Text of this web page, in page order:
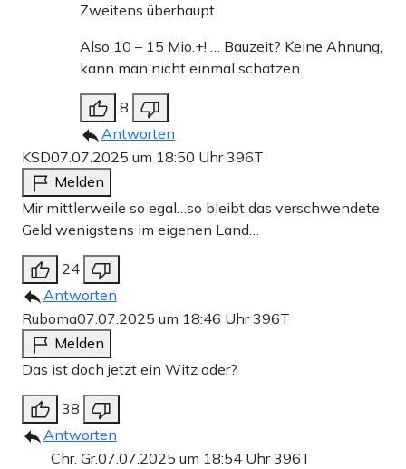
Zweitens überhaupt.
Also 10 – 15 Mio.+! … Bauzeit? Keine Ahnung,
kann man nicht einmal schätzen.
8
Antworten
KSD07.07.2025 um 18:50 Uhr396T
Melden
Mir mittlerweile so egal…so bleibt das verschwendete
Geld wenigstens im eigenen Land…
24
Antworten
Ruboma07.07.2025 um 18:46 Uhr396T
Melden
Das ist doch jetzt ein Witz oder?
38
Antworten
Chr. Gr.07.07.2025 um 18:54 Uhr396T